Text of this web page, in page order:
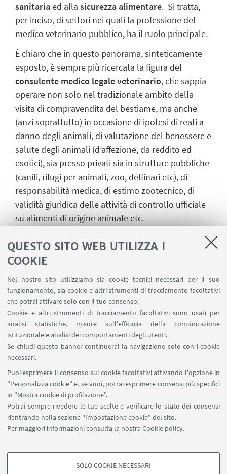
QUESTO SITO WEB UTILIZZA I
COOKIE
Nel nostro sito utilizziamo sia cookie tecnici necessari per il suo
funzionamento, sia cookie e altri strumenti di tracciamento facoltativi
che potrai attivare solo con il tuo consenso.
Cookie e altri strumenti di tracciamento facoltativi sono usati per
analisi statistiche, misure sull'efficacia della comunicazione
istituzionale e analisi dei comportamenti degli utenti.
Se chiudi questo banner continuerai la navigazione solo con i cookie
necessari.
Puoi esprimere il consenso sui cookie facoltativi attivando l'opzione in
"Personalizza cookie" e, se vuoi, potrai esprimere consensi più specifici
in "Mostra cookie di profilazione".
Potrai sempre rivedere le tue scelte e verificare lo stato dei consensi
rientrando nella sezione "Impostazione cookie" del sito.
Per maggiori informazioniconsulta la nostra Cookie policy.
SOLO COOKIE NECESSARI
sanitariaed alla sicurezza alimentare. Si tratta,
per inciso, di settori nei quali la professione del
medico veterinario pubblico, ha il ruolo principale.
È chiaro che in questo panorama, sinteticamente
esposto, è sempre più ricercata la figura del
consulente medico legale veterinario, che sappia
operare non solo nel tradizionale ambito della
visita di compravendita del bestiame, ma anche
(anzi soprattutto) in occasione di ipotesi di reati a
danno degli animali, di valutazione del benessere e
salute degli animali (d’affezione, da reddito ed
esotici), sia presso privati sia in strutture pubbliche
(canili, rifugi per animali, zoo, delfinarietc), di
responsabilità medica, di estimo zootecnico, di
validità giuridica delle attività di controllo ufficiale
su alimenti di origine animale etc.
unaformazione specialistica di III ciclo in campo
medico legale ai laureati in medicina veterinaria
A differenza che in ambito umano, per la medicina
veterinaria non è prevista la possibilità di attivare
una Scuola di specializzazione in Medicina Legale e
questo costituisce sia un limite alle possibilità
lavorative sia un punto di debolezza della
professione, che non è in grado di soddisfare le
crescenti richieste provenienti dalla società civile in
materia di consulenti in campo medico legale
veterinario, a fronte, com’è noto, del crescente
rilievo che assumono gli animali sotto il profilo
sociale/affettivo, economico e giuridico
(recentissimamente assunto a rango di bene